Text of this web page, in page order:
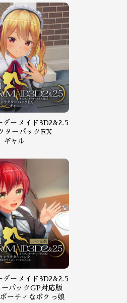
ダーメイド3D2&2.5
ターパックEX
ギャル
ダーメイド3D2&2.5
ーパックGP対応版
ーティなボクっ娘